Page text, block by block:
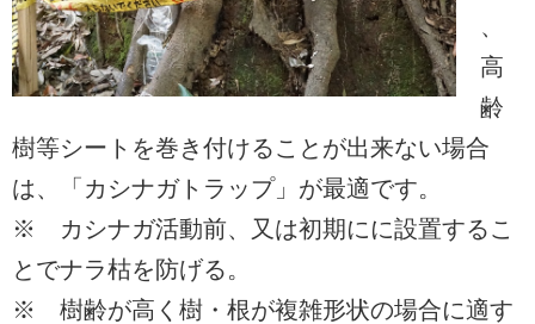
、
高
齢
樹等シートを巻き付けることが出来ない場合
は、「カシナガトラップ」が最適です。
※ カシナガ活動前、又は初期にに設置するこ
とでナラ枯を防げる。
※ 樹齢が高く樹・根が複雑形状の場合に適す